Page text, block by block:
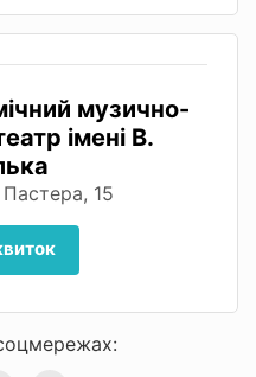
музично-
імені В.
15